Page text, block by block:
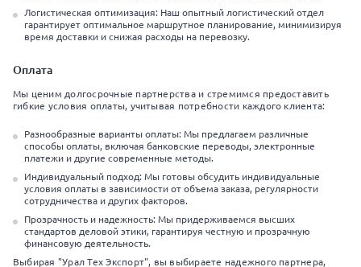
Логистическая оптимизация: Наш опытный логистический отдел
гарантирует оптимальное маршрутное планирование, минимизируя
время доставки и снижая расходы на перевозку.
Оплата
Мы ценим долгосрочные партнерства и стремимся предоставить
гибкие условия оплаты, учитывая потребности каждого клиента:
Разнообразные варианты оплаты: Мы предлагаем различные
способы оплаты, включая банковские переводы, электронные
платежи и другие современные методы.
Индивидуальный подход: Мы готовы обсудить индивидуальные
условия оплаты в зависимости от объема заказа, регулярности
сотрудничества и других факторов.
Прозрачность и надежность: Мы придерживаемся высших
стандартов деловой этики, гарантируя честную и прозрачную
финансовую деятельность.
Выбирая "Урал Тех Экспорт", вы выбираете надежного партнера,